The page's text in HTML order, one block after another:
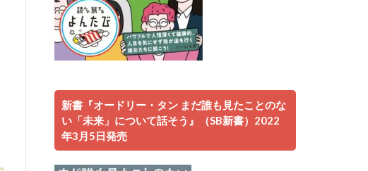
新書『オードリー・タン まだ誰も見たことのな
い「未来」について話そう』（SB新書）2022
年3月5日発売